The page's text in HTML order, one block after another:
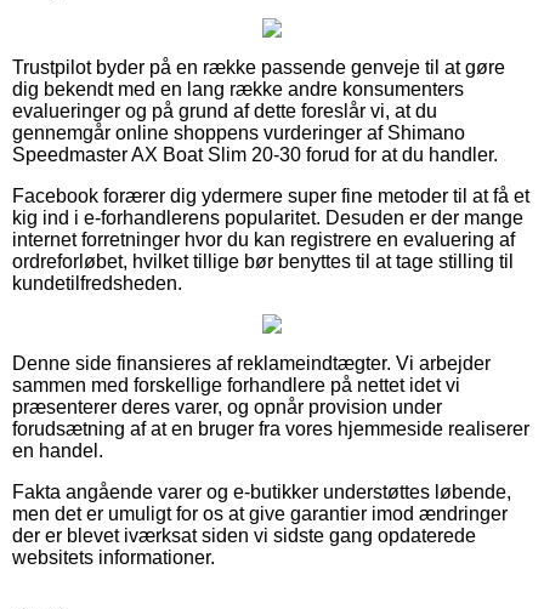
Trustpilot byder på en række passende genveje til at gøre
dig bekendt med en lang række andre konsumenters
evalueringer og på grund af dette foreslår vi, at du
gennemgår online shoppens vurderinger af Shimano
Speedmaster AX Boat Slim 20-30 forud for at du handler.
Facebook forærer dig ydermere super fine metoder til at få et
kig ind i e-forhandlerens popularitet. Desuden er der mange
internet forretninger hvor du kan registrere en evaluering af
ordreforløbet, hvilket tillige bør benyttes til at tage stilling til
kundetilfredsheden.
Denne side finansieres af reklameindtægter. Vi arbejder
sammen med forskellige forhandlere på nettet idet vi
præsenterer deres varer, og opnår provision under
forudsætning af at en bruger fra vores hjemmeside realiserer
en handel.
Fakta angående varer og e-butikker understøttes løbende,
men det er umuligt for os at give garantier imod ændringer
der er blevet iværksat siden vi sidste gang opdaterede
websitets informationer.